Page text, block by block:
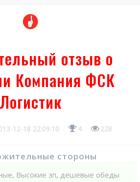
отзыв о
Компания ФСК
Логистик
12-18 22:09:10 4 228
стороны
Высокие зп, дешевые обеды